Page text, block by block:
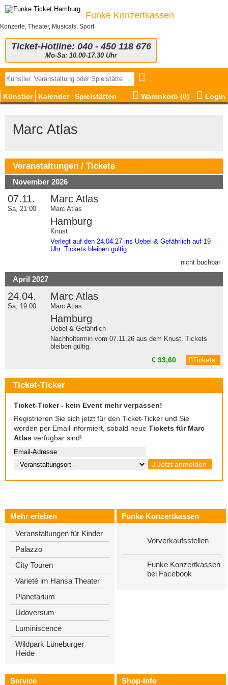
Funke Konzertkassen
Konzerte, Theater, Musicals, Sport
Ticket-Hotline: 040 - 450 118 676
Mo-Sa: 10.00-17.30 Uhr
Künstler Kalender Spielstätten Warenkorb (0) Login
Marc Atlas
Veranstaltungen / Tickets
November 2026
07.11.
Sa, 21:00
Marc Atlas
Marc Atlas
Hamburg
Knust
Verlegt auf den 24.04.27 ins Uebel & Gefährlich auf 19
Uhr. Tickets bleiben gültig.
nicht buchbar
April 2027
24.04.
Sa, 19:00
Marc Atlas
Marc Atlas
Hamburg
Uebel & Gefährlich
Nachholtermin vom 07.11.26 aus dem Knust. Tickets
bleiben gültig.
€ 33,60 Tickets
Ticket-Ticker
Ticket-Ticker - kein Event mehr verpassen!
Registrieren Sie sich jetzt für den Ticket-Ticker und Sie
werden per Email informiert, sobald neue Tickets für Marc
Atlas verfügbar sind!
Jetzt anmelden
Mehr erleben
Veranstaltungen für Kinder
Palazzo
City Touren
Varieté im Hansa Theater
Planetarium
Udoversum
Luminiscence
Wildpark Lüneburger
Heide
Funke Konzertkassen
Vorverkaufsstellen
Funke Konzertkassen
bei Facebook
Service Shop-Info